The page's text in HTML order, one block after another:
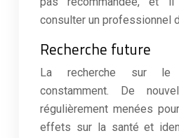
consulter un professionnel
Recherche future
La recherche sur le
constamment. De
régulièrement menées
effets sur la santé et